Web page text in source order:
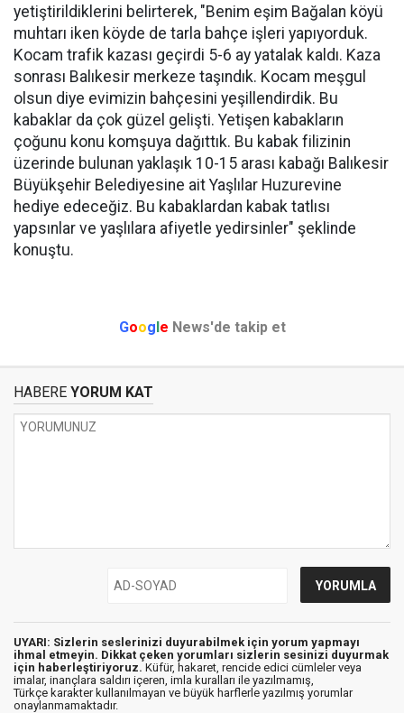
yetiştirildiklerini belirterek, "Benim eşim Bağalan köyü
muhtarı iken köyde de tarla bahçe işleri yapıyorduk.
Kocam trafik kazası geçirdi 5-6 ay yatalak kaldı. Kaza
sonrası Balıkesir merkeze taşındık. Kocam meşgul
olsun diye evimizin bahçesini yeşillendirdik. Bu
kabaklar da çok güzel gelişti. Yetişen kabakların
çoğunu konu komşuya dağıttık. Bu kabak filizinin
üzerinde bulunan yaklaşık 10-15 arası kabağı Balıkesir
Büyükşehir Belediyesine ait Yaşlılar Huzurevine
hediye edeceğiz. Bu kabaklardan kabak tatlısı
yapsınlar ve yaşlılara afiyetle yedirsinler" şeklinde
konuştu.
Google News'de takip et
HABERE YORUM KAT
UYARI: Sizlerin seslerinizi duyurabilmek için yorum yapmayı
ihmal etmeyin. Dikkat çeken yorumları sizlerin sesinizi duyurmak
için haberleştiriyoruz. Küfür, hakaret, rencide edici cümleler veya
imalar, inançlara saldırı içeren, imla kuralları ile yazılmamış,
Türkçe karakter kullanılmayan ve büyük harflerle yazılmış yorumlar
onaylanmamaktadır.